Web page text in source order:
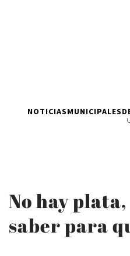
NOTICIASMUNICIPALES
No hay
saber para